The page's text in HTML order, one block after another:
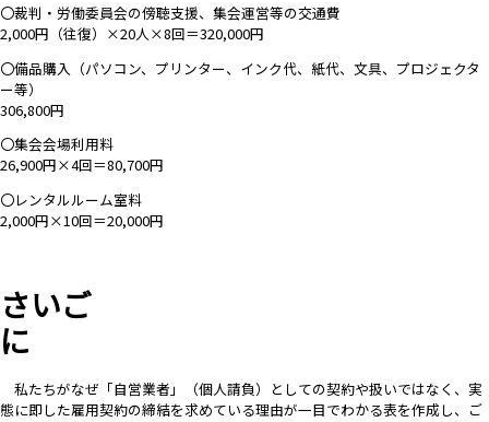
〇裁判・労働委員会の傍聴支援、集会運営等の交通費
2,000円（往復）×20人×8回＝320,000円
〇備品購入（パソコン、プリンター、インク代、紙代、文具、プロジェクタ
ー等）
306,800円
〇集会会場利用料
26,900円×4回＝80,700円
〇レンタルルーム室料
2,000円×10回＝20,000円
さいご
に
私たちがなぜ「自営業者」（個人請負）としての契約や扱いではなく、実
態に即した雇用契約の締結を求めている理由が一目でわかる表を作成し、ご